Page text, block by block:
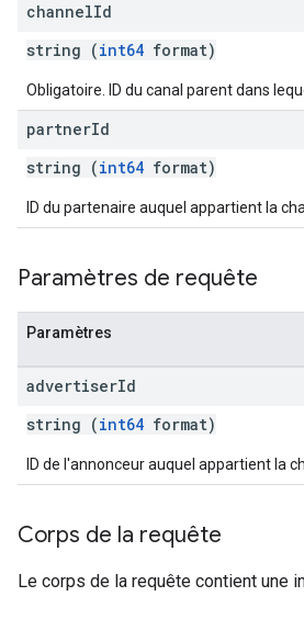
channelId
string (int64 format)
Obligatoire. ID du canal parent dans
partnerId
string (int64 format)
ID du partenaire auquel appartient la
Paramètres de requête
Paramètres
advertiserId
string (int64 format)
ID de l'annonceur auquel appartient la
Corps de la requête
Le corps de la requête contient une